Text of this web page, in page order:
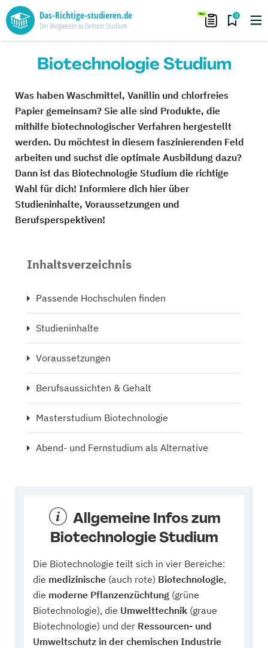
Das-Richtige-studieren.de
Der Wegweiser zu Deinem Studium
0
Biotechnologie Studium
Was haben Waschmittel, Vanillin und chlorfreies
Papier gemeinsam? Sie alle sind Produkte, die
mithilfe biotechnologischer Verfahren hergestellt
werden. Du möchtest in diesem faszinierenden Feld
arbeiten und suchst die optimale Ausbildung dazu?
Dann ist das Biotechnologie Studium die richtige
Wahl für dich! Informiere dich hier über
Studieninhalte, Voraussetzungen und
Berufsperspektiven!
Inhaltsverzeichnis
Passende Hochschulen finden
Studieninhalte
Voraussetzungen
Berufsaussichten & Gehalt
Masterstudium Biotechnologie
Abend- und Fernstudium als Alternative
Allgemeine Infos zum
Biotechnologie Studium
Die Biotechnologie teilt sich in vier Bereiche:
die medizinische (auch rote) Biotechnologie,
die moderne Pflanzenzüchtung (grüne
Biotechnologie), die Umwelttechnik (graue
Biotechnologie) und der Ressourcen- und
Umweltschutz in der chemischen Industrie